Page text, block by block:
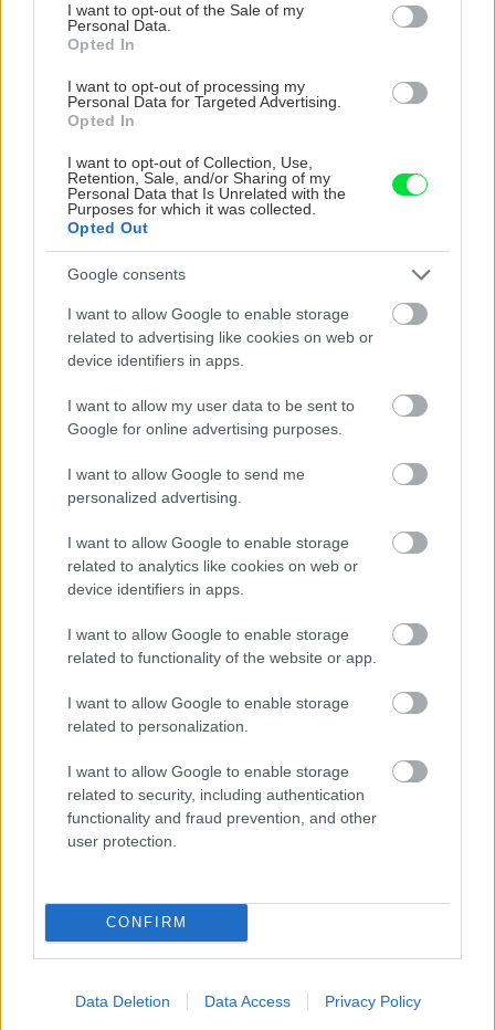
I want to opt-out of the Sale of my
Personal Data.
Opted In
I want to opt-out of processing my
Personal Data for Targeted Advertising.
Opted In
I want to opt-out of Collection, Use,
Retention, Sale, and/or Sharing of my
Personal Data that Is Unrelated with the
Purposes for which it was collected.
Opted Out
Google consents
I want to allow Google to enable storage
related to advertising like cookies on web or
device identifiers in apps.
I want to allow my user data to be sent to
Google for online advertising purposes.
I want to allow Google to send me
personalized advertising.
I want to allow Google to enable storage
related to analytics like cookies on web or
device identifiers in apps.
I want to allow Google to enable storage
related to functionality of the website or app.
I want to allow Google to enable storage
related to personalization.
I want to allow Google to enable storage
related to security, including authentication
functionality and fraud prevention, and other
user protection.
CONFIRM
Data Deletion Data Access Privacy Policy
šmrnc
deň
Nemusí to byť len
krások, ktoré rozžiaria
vašu záhradu
Môže aspirín zachrániť
rastliny? Pravda vás
možno prekvapí
CHALUPA
Na Morave prerobila
nepoznanie: Keď
vojdete dnu, zabudnete,
S motorovou pílou sa
Slovák sa nebál a v
montovaný domček v
duchu tradícií